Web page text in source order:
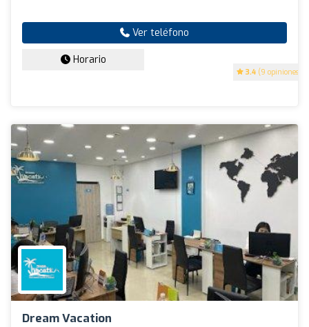
3.4 (9 opiniones)
Ver teléfono
Horario
Dream Vacation